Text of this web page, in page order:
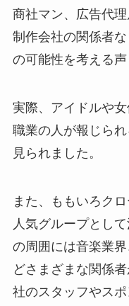
商社マン、広告代
制作会社の関係者
の可能性を考える声
実際、アイドルや
職業の人が報じら
見られました。
また、ももいろク
人気グループとし
の周囲には音楽業
どさまざまな関係
社のスタッフやス